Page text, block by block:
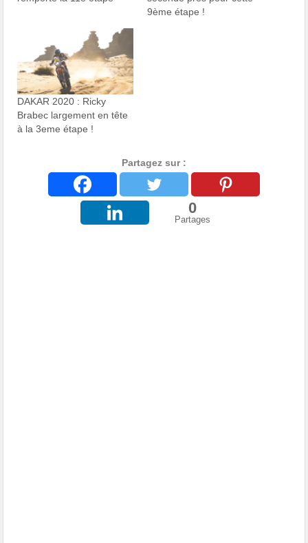
9ème étape !
DAKAR 2020 : Ricky
Brabec largement en tête
à la 3eme étape !
Partagez sur :
0
Partages